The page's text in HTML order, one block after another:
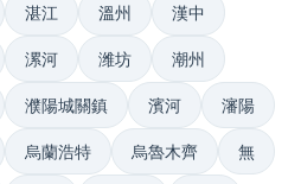
湛江 溫州 漢中
漯河 潍坊 潮州
濮陽城關鎮 濱河 瀋陽
烏蘭浩特 烏魯木齊 無